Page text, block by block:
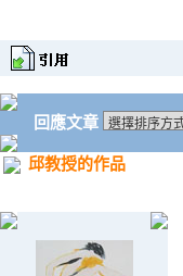
回應文章
邱教授的作品